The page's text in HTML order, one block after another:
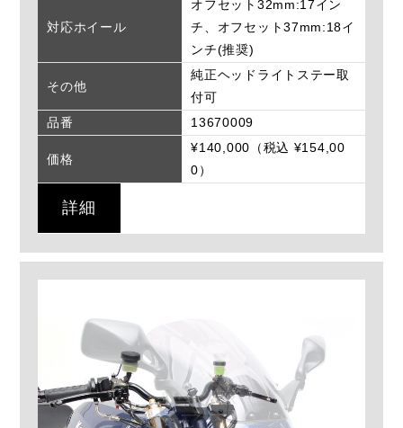
対応ホイール
オフセット32mm:17イン
チ、オフセット37mm:18イ
ンチ(推奨)
その他
純正ヘッドライトステー取
付可
品番
13670009
価格
¥140,000（税込 ¥154,00
0）
詳細